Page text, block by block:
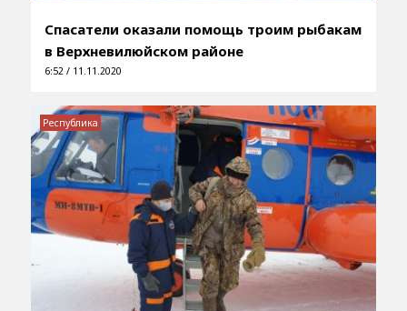
Спасатели оказали помощь троим рыбакам
в Верхневилюйском районе
6:52 / 11.11.2020
Республика